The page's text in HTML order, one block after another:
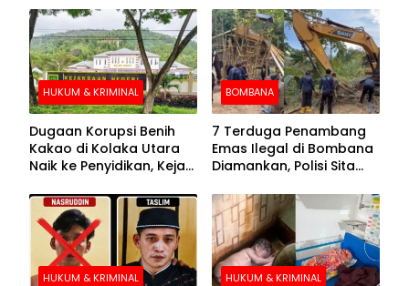
HUKUM & KRIMINAL
Dugaan Korupsi Benih
Kakao di Kolaka Utara
Naik ke Penyidikan, Kejari
BOMBANA
7 Terduga Penambang
Emas Ilegal di Bombana
Diamankan, Polisi Sita
Crusher
HUKUM & KRIMINAL HUKUM & KRIMINAL